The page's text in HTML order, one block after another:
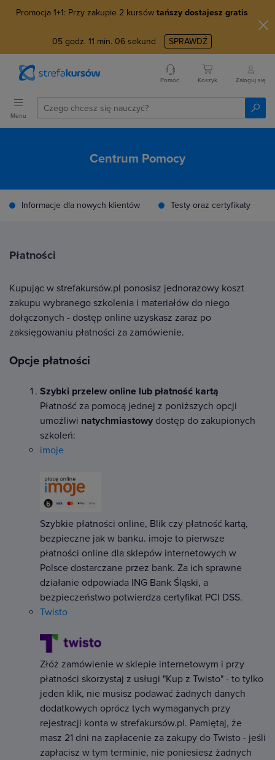
Promocja 1+1: Przy zakupie 2 kursów tańszy dostajesz gratis
05 godz. 11 min. 06 sekund SPRAWDŹ
Pomoc Koszyk Zaloguj się
Menu
Centrum Pomocy
Informacje dla nowych klientów Testy oraz certyfikaty
Płatności
Kupując w strefakursów.pl ponosisz jednorazowy koszt
zakupu wybranego szkolenia i materiałów do niego
dołączonych - dostęp online uzyskasz zaraz po
zaksięgowaniu płatności za zamówienie.
Opcje płatności
Szybki przelew online lub płatność kartą
Płatność za pomocą jednej z poniższych opcji
umożliwi natychmiastowy dostęp do zakupionych
szkoleń:
imoje
Szybkie płatności online, Blik czy płatność kartą,
bezpieczne jak w banku. imoje to pierwsze
płatności online dla sklepów internetowych w
Polsce dostarczane przez bank. Za ich sprawne
działanie odpowiada ING Bank Śląski, a
bezpieczeństwo potwierdza certyfikat PCI DSS.
Twisto
Złóż zamówienie w sklepie internetowym i przy
płatności skorzystaj z usługi "Kup z Twisto" - to tylko
jeden klik, nie musisz podawać żadnych danych
dodatkowych oprócz tych wymaganych przy
rejestracji konta w strefakursów.pl. Pamiętaj, że
masz 21 dni na zapłacenie za zakupy do Twisto - jeśli
zapłacisz w tym terminie, nie poniesiesz żadnych